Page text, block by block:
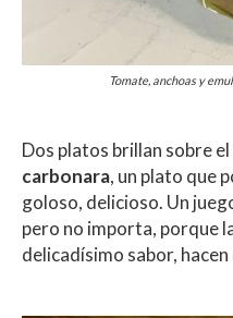
Tomate, anchoas y
Dos platos brillan sobre
carbonara, un plato que
goloso, delicioso. Un
pero no importa, porque
delicadísimo sabor,